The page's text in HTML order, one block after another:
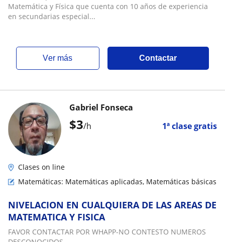
Matemática y Física que cuenta con 10 años de experiencia
en secundarias especial...
ver más Contactar
$3/h 1ª clase gratis
Gabriel Fonseca
Clases on line
Matemáticas: Matemáticas aplicadas, Matemáticas básicas
NIVELACION EN CUALQUIERA DE LAS AREAS DE
MATEMATICA Y FISICA
FAVOR CONTACTAR POR WHAPP-NO CONTESTO NUMEROS